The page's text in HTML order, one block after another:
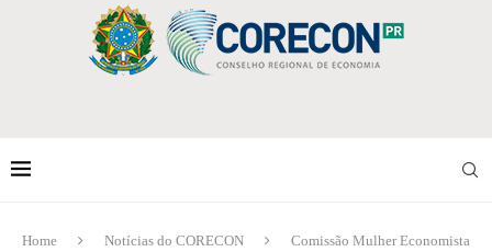
Home Notícias do CORECON
Comissão Mulher Economista